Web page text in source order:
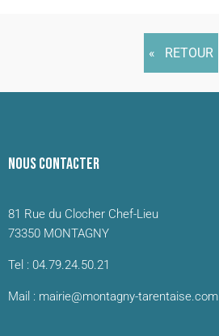
RETOUR
NOUS CONTACTER
81 Rue du Clocher Chef-Lieu
73350 MONTAGNY
Tel : 04.79.24.50.21
Mail : mairie@montagny-tarentaise.com